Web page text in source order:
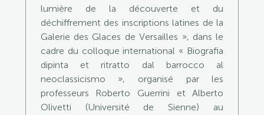
lumière de la découverte et du
déchiffrement des inscriptions latines de la
Galerie des Glaces de Versailles », dans le
cadre du colloque international « Biografia
dipinta et ritratto dal barrocco al
neoclassicismo », organisé par les
professeurs Roberto Guerrini et Alberto
Olivetti (Université de Sienne) au